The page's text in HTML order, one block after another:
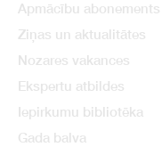
Apmācību abonements
Ziņas un aktualitātes
Nozares vakances
Ekspertu atbildes
Iepirkumu bibliotēka
Gada balva